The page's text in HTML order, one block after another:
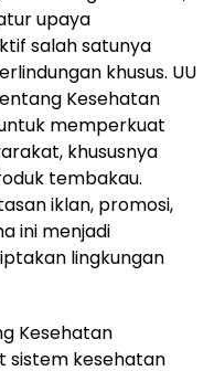
upaya
salah satunya
khusus. UU
Kesehatan
memperkuat
khususnya
tembakau.
iklan, promosi,
ini menjadi
lingkungan
Kesehatan
sistem kesehatan